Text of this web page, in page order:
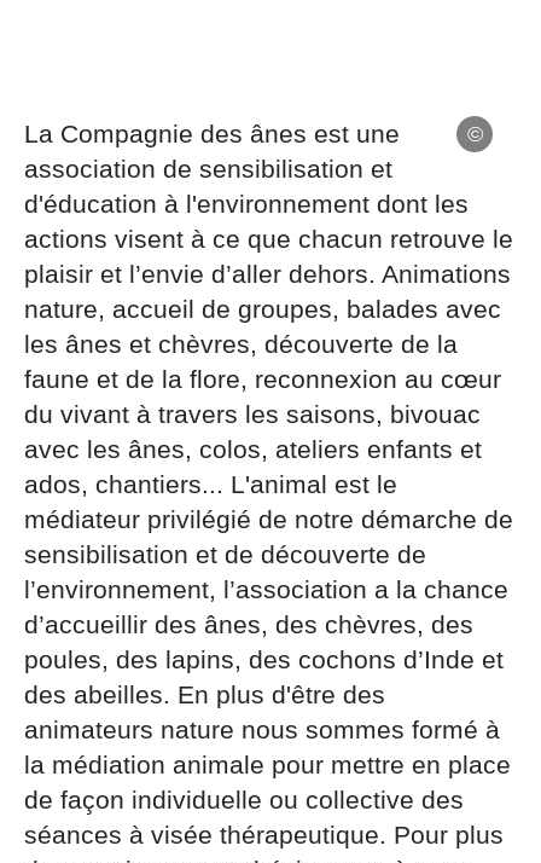
La Compagnie des ânes est une
association de sensibilisation et
d'éducation à l'environnement dont les
actions visent à ce que chacun retrouve le
plaisir et l’envie d’aller dehors. Animations
nature, accueil de groupes, balades avec
les ânes et chèvres, découverte de la
faune et de la flore, reconnexion au cœur
du vivant à travers les saisons, bivouac
avec les ânes, colos, ateliers enfants et
ados, chantiers... L'animal est le
médiateur privilégié de notre démarche de
sensibilisation et de découverte de
l’environnement, l’association a la chance
d’accueillir des ânes, des chèvres, des
poules, des lapins, des cochons d’Inde et
des abeilles. En plus d'être des
animateurs nature nous sommes formé à
la médiation animale pour mettre en place
de façon individuelle ou collective des
séances à visée thérapeutique. Pour plus
sont nécessaires au traitement de votre demande (sauf
mention contraire). Vous disposez d’un droit d’accès,
de rectification et d’opposition aux données vous
concernant, que vous pouvez exercer en adressant une
demande par courriel à tourisme@departement54.fr ou
par courrier signé accompagné de la copie d’un titre
d’identité à l’adresse suivante : Meurthe & Moselle
Tourisme - 48 esplanade Jacques-Baudot CO 90019
54035 NANCY cedex
reCAPTCHA